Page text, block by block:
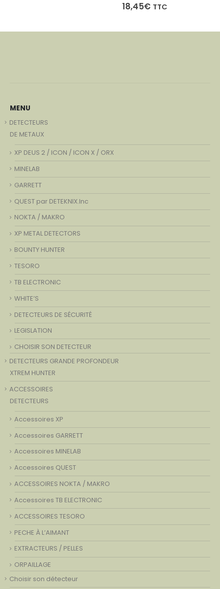
18,45€ TTC
MENU
DETECTEURS
DE METAUX
XP DEUS 2 / ICON / ICON X / ORX
MINELAB
GARRETT
QUEST par DETEKNIX.Inc
NOKTA / MAKRO
XP METAL DETECTORS
BOUNTY HUNTER
TESORO
TB ELECTRONIC
WHITE’S
DETECTEURS DE SÉCURITÉ
LEGISLATION
CHOISIR SON DETECTEUR
DETECTEURS GRANDE PROFONDEUR
XTREM HUNTER
ACCESSOIRES
DETECTEURS
Accessoires XP
Accessoires GARRETT
Accessoires MINELAB
Accessoires QUEST
ACCESSOIRES NOKTA / MAKRO
Accessoires TB ELECTRONIC
ACCESSOIRES TESORO
PECHE À L’AIMANT
EXTRACTEURS / PELLES
ORPAILLAGE
Choisir son détecteur